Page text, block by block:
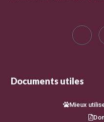
Documents utiles
Mieux